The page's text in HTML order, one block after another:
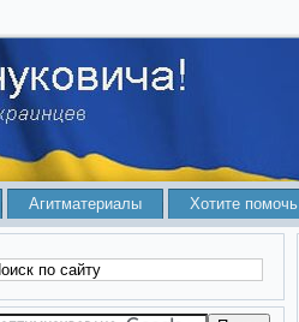
Агитматериалы Хотите помочь